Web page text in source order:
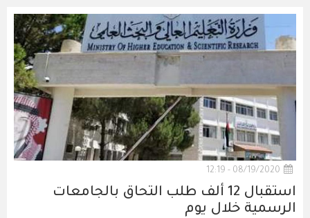
08/19/2020 - 12:19
استقبال 12 ألف طلب التحاق بالجامعات
الرسمية خلال يوم